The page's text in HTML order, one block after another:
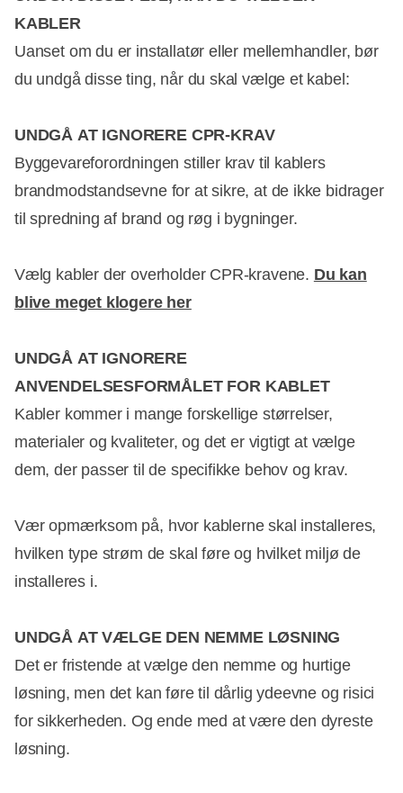
KABLER
Uanset om du er installatør eller mellemhandler, bør
du undgå disse ting, når du skal vælge et kabel:
UNDGÅ AT IGNORERE CPR-KRAV
Byggevareforordningen stiller krav til kablers
brandmodstandsevne for at sikre, at de ikke bidrager
til spredning af brand og røg i bygninger.
Vælg kabler der overholder CPR-kravene. Du kan
blive meget klogere her
UNDGÅ AT IGNORERE
ANVENDELSESFORMÅLET FOR KABLET
Kabler kommer i mange forskellige størrelser,
materialer og kvaliteter, og det er vigtigt at vælge
dem, der passer til de specifikke behov og krav.
Vær opmærksom på, hvor kablerne skal installeres,
hvilken type strøm de skal føre og hvilket miljø de
installeres i.
UNDGÅ AT VÆLGE DEN NEMME LØSNING
Det er fristende at vælge den nemme og hurtige
løsning, men det kan føre til dårlig ydeevne og risici
for sikkerheden. Og ende med at være den dyreste
løsning.